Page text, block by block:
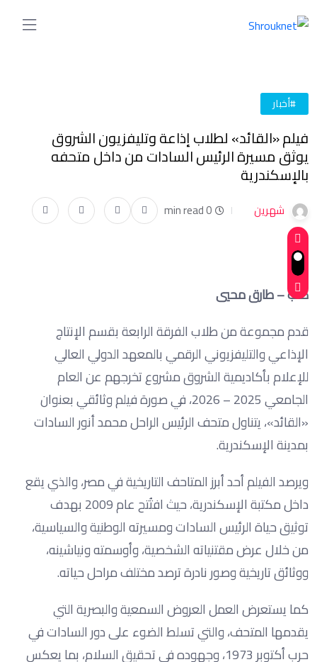
#أخبار
فيلم «القائد» لطلاب إذاعة وتليفزيون الشروق
يوثق مسيرة الرئيس السادات من داخل متحفه
بالإسكندرية
شهرين 0 min read
كتب – طارق محيي
قدم مجموعة من طلاب الفرقة الرابعة بقسم الإنتاج
الإذاعي والتليفزيوني الرقمي بالمعهد الدولي العالي
للإعلام بأكاديمية الشروق مشروع تخرجهم عن العام
الجامعي 2025 – 2026، في صورة فيلم وثائقي بعنوان
«القائد»، يتناول متحف الرئيس الراحل محمد أنور السادات
بمدينة الإسكندرية.
ويرصد الفيلم أحد أبرز المتاحف التاريخية في مصر، والذي يقع
داخل مكتبة الإسكندرية، حيث افتُتح عام 2009 بهدف
توثيق حياة الرئيس السادات ومسيرته الوطنية والسياسية،
من خلال عرض مقتنياته الشخصية، وأوسمته ونياشينه،
ووثائق تاريخية وصور نادرة ترصد مختلف مراحل حياته.
كما يستعرض العمل العروض السمعية والبصرية التي
يقدمها المتحف، والتي تسلط الضوء على دور السادات في
حرب أكتوبر 1973، وجهوده في تحقيق السلام، بما يعكس